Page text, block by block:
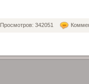
Просмотров: 342051